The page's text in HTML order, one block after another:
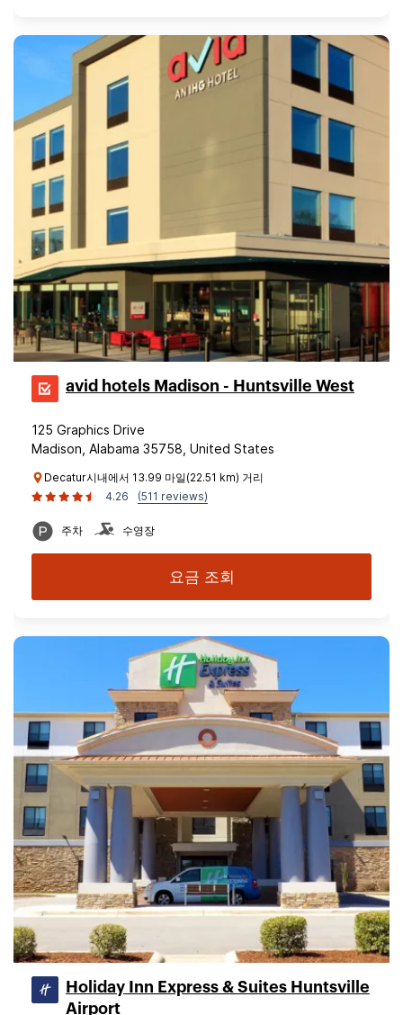
avid hotels Madison - Huntsville West
125 Graphics Drive
Madison, Alabama 35758, United States
Decatur시내에서 13.99 마일(22.51 km) 거리
4.26
(511 reviews)
주차 수영장
요금 조회
Holiday Inn Express & Suites Huntsville
Airport